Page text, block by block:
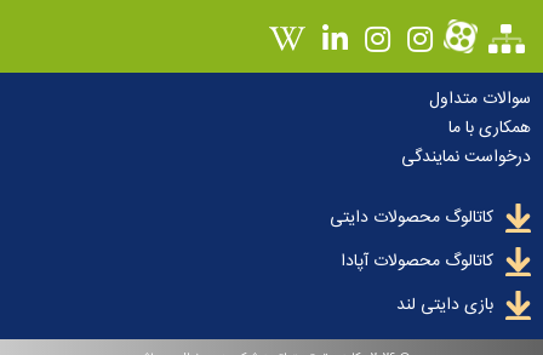
سوالات متداول
همکاری با ما
درخواست نمایندگی
کاتالوگ محصولات دایتی
کاتالوگ محصولات آپادا
بازی دایتی لند